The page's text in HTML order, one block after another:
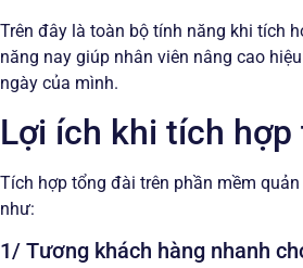
Trên đây là toàn bộ tính năng khi tích
năng nay giúp nhân viên nâng cao
ngày của mình.
Lợi ích khi tích
Tích hợp tổng đài trên phần mềm
như:
1/ Tương khách hàng nhanh